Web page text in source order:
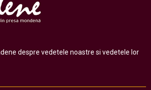
despre vedetele noastre si vedetele lor